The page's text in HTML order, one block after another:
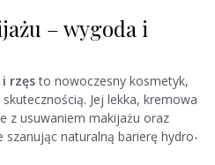
– wygoda i
rzęsto nowoczesny kosmetyk,
Jej lekka, kremowa
z usuwaniem makijażu oraz
szanując naturalną barierę hydro-